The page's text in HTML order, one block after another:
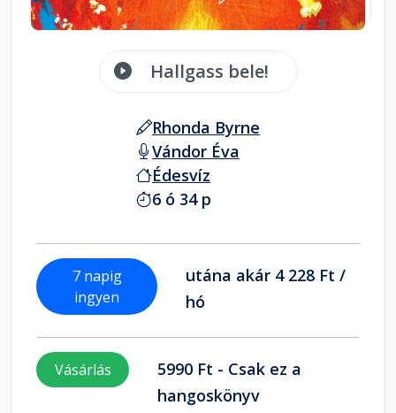
Hallgass bele!
Rhonda Byrne
Vándor Éva
Édesvíz
6 ó 34 p
7 napig
ingyen
utána akár 4 228 Ft /
hó
Vásárlás
5990 Ft - Csak ez a
hangoskönyv